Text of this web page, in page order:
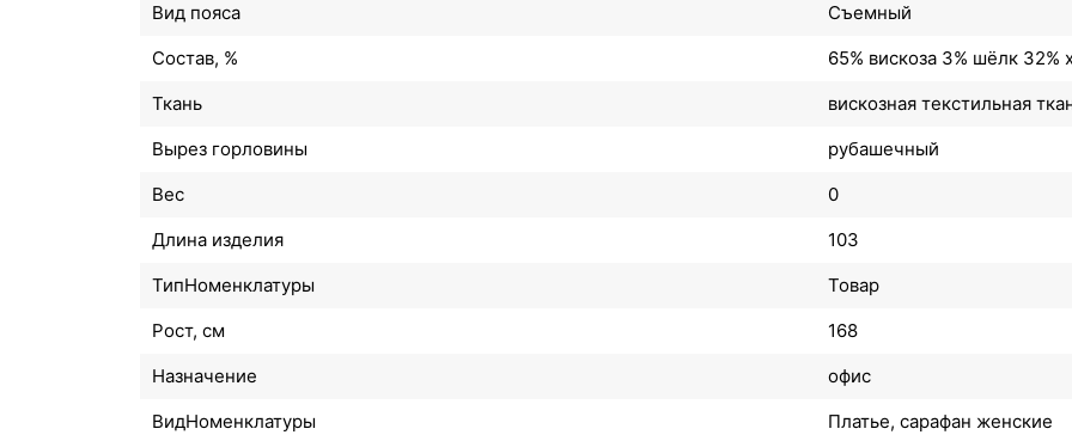
Вид пояса
Съемный
Состав, %
65% вискоза 3% шёлк 32%
Ткань
вискозная текстильная
Вырез горловины
рубашечный
Вес
0
Длина изделия
103
ТипНоменклатуры
Товар
Рост, см
168
Назначение
офис
ВидНоменклатуры
Платье, сарафан женские